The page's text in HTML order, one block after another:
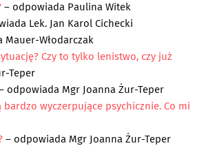
– odpowiada Paulina Witek
Lek. Jan Karol Cichecki
Mauer-Włodarczak
Czy to tylko lenistwo, czy już
Teper
odpowiada Mgr Joanna Żur-Teper
wyczerpujące psychicznie. Co mi
– odpowiada Mgr Joanna Żur-Teper